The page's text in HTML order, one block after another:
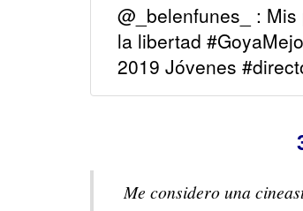
@_belenfunes_ :
la libertad
2019 Jóvenes
Me considero una